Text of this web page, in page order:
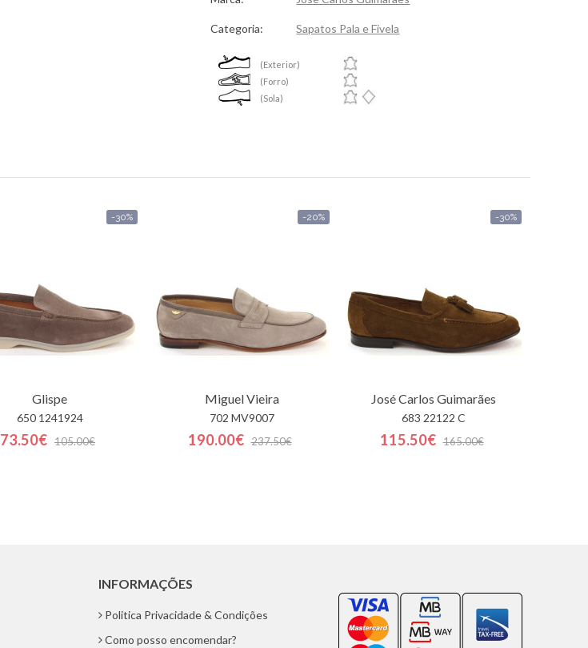
Categoria: Sapatos Pala e Fivela
(Exterior)
(Forro)
(Sola)
-30%
Glispe
650 1241924
73.50€ 105.00€
-20%
Miguel Vieira
702 MV9007
190.00€ 237.50€
-30%
José Carlos Guimarães
683 22122 C
115.50€ 165.00€
INFORMAÇÕES
Politica Privacidade & Condições
Como posso encomendar?